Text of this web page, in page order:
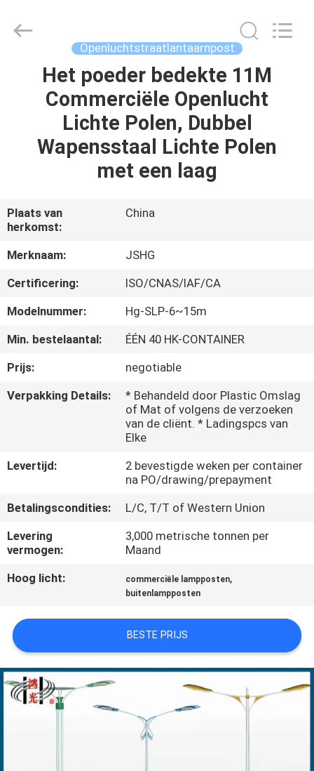
HUIS
PRODUCTEN
VIDEOS
VR-
SHOW
ONGEVEER
ONS
FABRIEKSREIS
KWALITEITSCONTROLE
CONTACTEER
ONS
NIEUWS
VERZOEK
OM EEN
SITEMAP
PRIVACYBELEID
co.,ltd.
Openluchtstraatlantaarnpost
Het poeder bedekte 11M
Commerciële Openlucht
Lichte Polen, Dubbel
Wapensstaal Lichte Polen
met een laag
Plaats van
herkomst:
China
Merknaam:
JSHG
Certificering:
ISO/CNAS/IAF/CA
Modelnummer:
Hg-SLP-6~15m
Min. bestelaantal:
ÉÉN 40 HK-CONTAINER
Prijs:
negotiable
Verpakking Details:
* Behandeld door Plastic Omslag
of Mat of volgens de verzoeken
van de cliënt. * Ladingspcs van
Elke
Levertijd:
2 bevestigde weken per container
na PO/drawing/prepayment
Betalingscondities:
L/C, T/T of Western Union
Levering
vermogen:
3,000 metrische tonnen per
Maand
Hoog licht:
commerciële lampposten,
buitenlampposten
BESTE PRIJS